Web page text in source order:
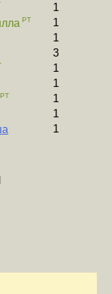
1
1
1
3
1
1
1
1
1